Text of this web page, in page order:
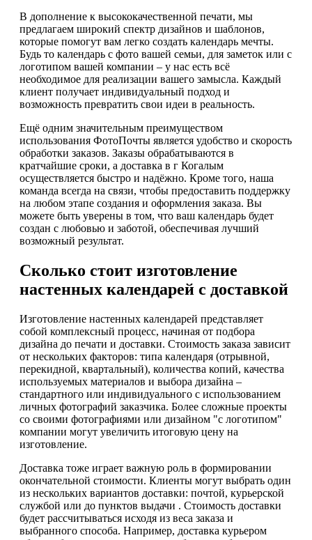
В дополнение к высококачественной печати, мы
предлагаем широкий спектр дизайнов и шаблонов,
которые помогут вам легко создать календарь мечты.
Будь то календарь с фото вашей семьи, для заметок или с
логотипом вашей компании – у нас есть всё
необходимое для реализации вашего замысла. Каждый
клиент получает индивидуальный подход и
возможность превратить свои идеи в реальность.
Ещё одним значительным преимуществом
использования ФотоПочты является удобство и скорость
обработки заказов. Заказы обрабатываются в
кратчайшие сроки, а доставка в г Когалым
осуществляется быстро и надёжно. Кроме того, наша
команда всегда на связи, чтобы предоставить поддержку
на любом этапе создания и оформления заказа. Вы
можете быть уверены в том, что ваш календарь будет
создан с любовью и заботой, обеспечивая лучший
возможный результат.
Сколько стоит изготовление
настенных календарей с доставкой
Изготовление настенных календарей представляет
собой комплексный процесс, начиная от подбора
дизайна до печати и доставки. Стоимость заказа зависит
от нескольких факторов: типа календаря (отрывной,
перекидной, квартальный), количества копий, качества
используемых материалов и выбора дизайна –
стандартного или индивидуального с использованием
личных фотографий заказчика. Более сложные проекты
со своими фотографиями или дизайном "с логотипом"
компании могут увеличить итоговую цену на
изготовление.
Доставка тоже играет важную роль в формировании
окончательной стоимости. Клиенты могут выбрать один
из нескольких вариантов доставки: почтой, курьерской
службой или до пунктов выдачи . Стоимость доставки
будет рассчитываться исходя из веса заказа и
выбранного способа. Например, доставка курьером